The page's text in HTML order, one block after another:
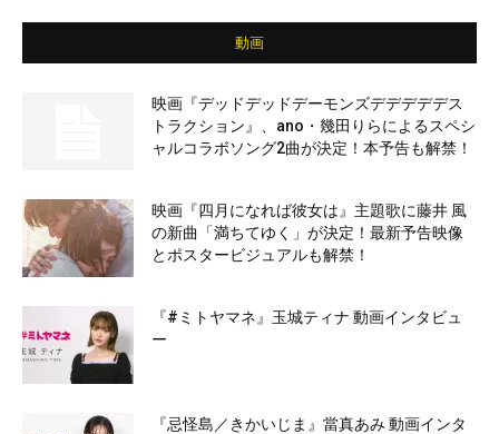
動画
映画『デッドデッドデーモンズデデデデデス
トラクション』、ano・幾田りらによるスペシ
ャルコラボソング2曲が決定！本予告も解禁！
映画『四月になれば彼女は』主題歌に藤井 風
の新曲「満ちてゆく」が決定！最新予告映像
とポスタービジュアルも解禁！
『#ミトヤマネ』玉城ティナ 動画インタビュ
ー
『忌怪島／きかいじま』當真あみ 動画インタ